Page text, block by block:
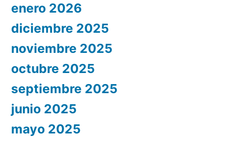
enero 2026
diciembre 2025
noviembre 2025
octubre 2025
septiembre 2025
junio 2025
mayo 2025